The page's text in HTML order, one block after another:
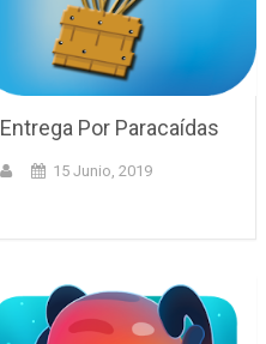
Entrega Por Paracaídas
15 Junio, 2019